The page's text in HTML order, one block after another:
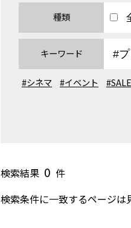
種類
キーワード
#シネマ #イベント #SALE
検索結果 0 件
検索条件に一致するページは